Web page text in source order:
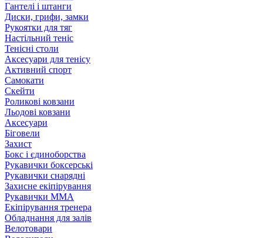
Гантелі і штанги
Диски, грифи, замки
Рукоятки для тяг
Настільний теніс
Тенісні столи
Аксесуари для тенісу
Активний спорт
Самокати
Скейти
Роликові ковзани
Льодові ковзани
Аксесуари
Біговели
Захист
Бокс і єдиноборства
Рукавички боксерські
Рукавички снарядні
Захисне екіпірування
Рукавички ММА
Екіпірування тренера
Обладнання для залів
Велотовари